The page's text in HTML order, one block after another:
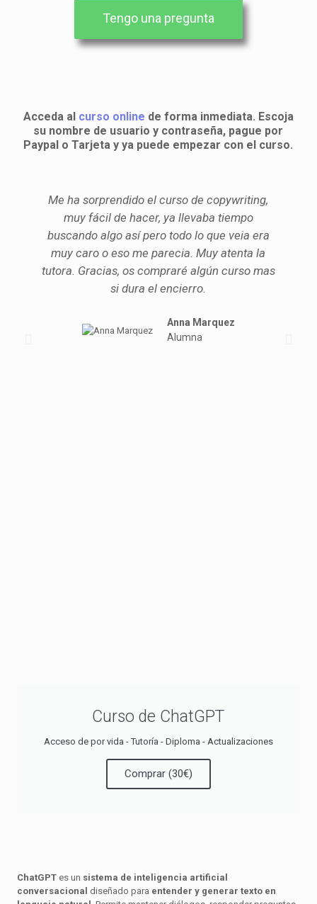
Tengo una pregunta
Acceda al curso online de forma inmediata. Escoja
su nombre de usuario y contraseña, pague por
Paypal o Tarjeta y ya puede empezar con el curso.
Me ha sorprendido el curso de copywriting,
muy fácil de hacer, ya llevaba tiempo
buscando algo así pero todo lo que veia era
muy caro o eso me parecia. Muy atenta la
tutora. Gracias, os compraré algún curso mas
si dura el encierro.
Anna Marquez
Alumna
Curso de ChatGPT
Acceso de por vida - Tutoría - Diploma - Actualizaciones
Comprar (30€)
ChatGPT es un sistema de inteligencia artificial
conversacional diseñado para entender y generar texto en